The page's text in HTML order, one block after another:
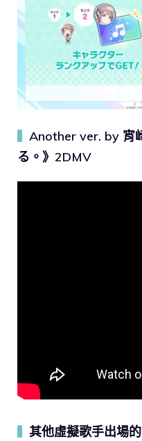
Another ver. by 宵
る。》2DMV
其他虛擬歌手出場